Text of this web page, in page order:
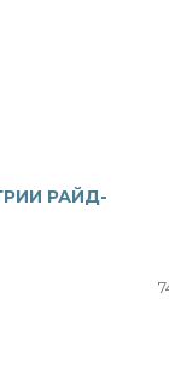
РАЙД-